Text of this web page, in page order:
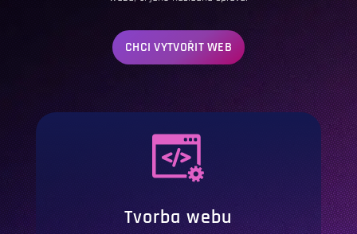
CHCI VYTVOŘIT WEB
Tvorba webu